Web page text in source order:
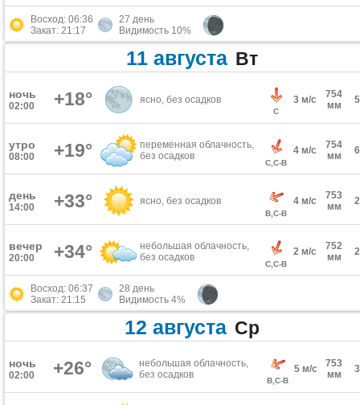
Восход: 06:36
Закат: 21:17
27 день
Видимость 10%
11 августа Вт
ночь
02:00 +18° ясно, без осадков
С
3 м/с
754
мм
утро
08:00 +19°
переменная облачность,
без осадков
С,С-В
4 м/с
754
мм
день
14:00 +33° ясно, без осадков
В,С-В
4 м/с
753
мм
вечер
20:00 +34°
небольшая облачность,
без осадков
С,С-В
2 м/с
752
мм
Восход: 06:37
Закат: 21:15
28 день
Видимость 4%
12 августа Ср
ночь
02:00 +26°
небольшая облачность,
без осадков
В,С-В
5 м/с
753
мм